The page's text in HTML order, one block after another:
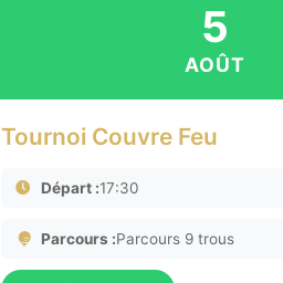
5
AOÛT
Tournoi Couvre Feu
Départ :17:30
Parcours :Parcours 9 trous